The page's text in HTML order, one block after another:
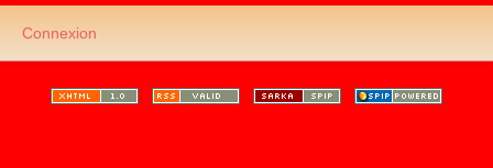
Connexion